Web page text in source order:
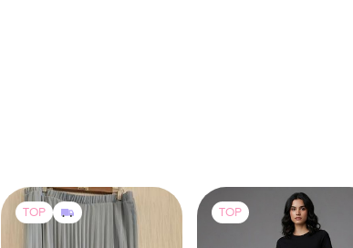
TOP TOP